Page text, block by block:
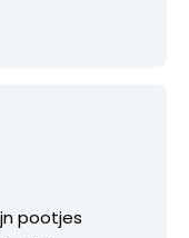
pootjes